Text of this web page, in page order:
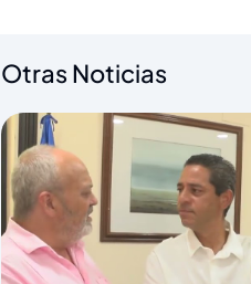
Otras Noticias